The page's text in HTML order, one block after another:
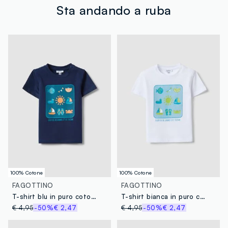
tuoi prodotti in negozio, il servizio è sempre gratuito.
Sta andando a ruba
100% Cotone
FAGOTTINO
T-shirt blu in puro cotone da bimbo regular fit con stampa marina
€ 4,95-50%€ 2,47
100% Cotone
FAGOTTINO
T-shirt bianca in puro cotone da bimbo regular fit con stampa marina
€ 4,95-50%€ 2,47